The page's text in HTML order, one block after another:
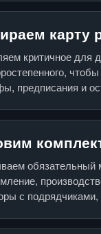
карту
критичное для
предписания и
обязательный
с